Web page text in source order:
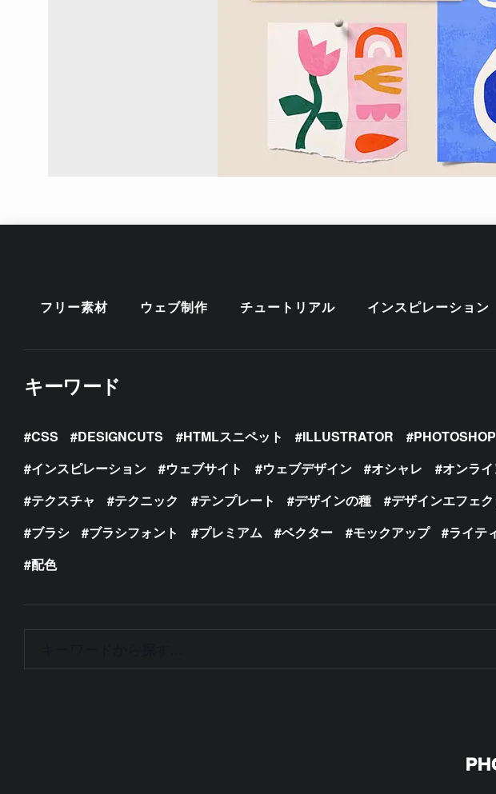
フリー素材 ウェブ制作 チュートリアル インスピレーション
キーワード
CSS DESIGNCUTS HTMLスニペット ILLUSTRATOR PHOTOSHOP
インスピレーション
ウェブサイト ウェブデザイン オシャレ オンラ
テクスチャ
テクニック テンプレート デザインの種 デザインエフェク
ブラシ
ブラシフォント プレミアム ベクター モックアップ ライテ
配色